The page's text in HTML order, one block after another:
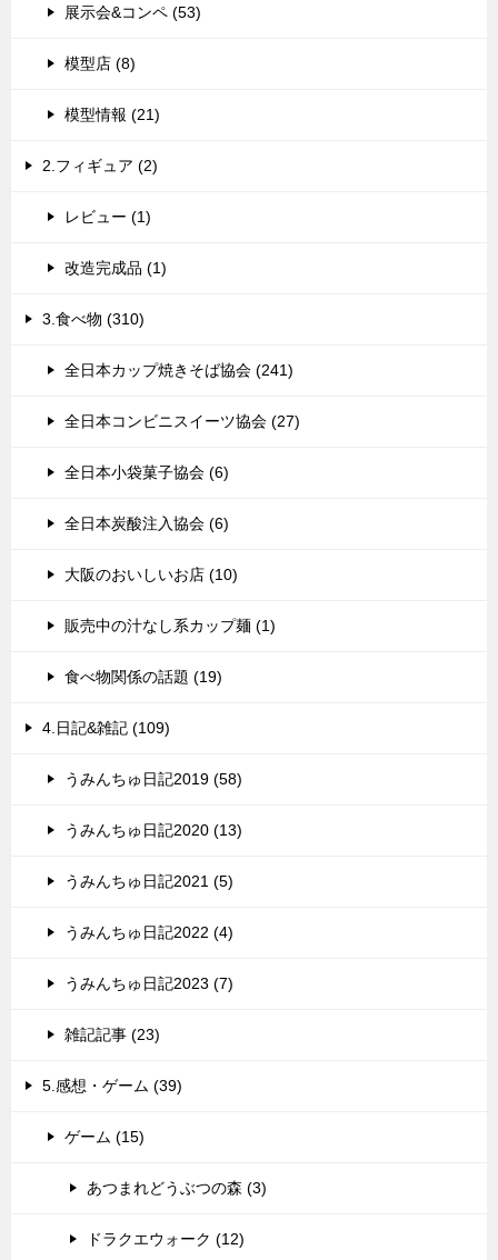
展示会&コンペ (53)
模型店 (8)
模型情報 (21)
2.フィギュア (2)
レビュー (1)
改造完成品 (1)
3.食べ物 (310)
全日本カップ焼きそば協会 (241)
全日本コンビニスイーツ協会 (27)
全日本小袋菓子協会 (6)
全日本炭酸注入協会 (6)
大阪のおいしいお店 (10)
販売中の汁なし系カップ麺 (1)
食べ物関係の話題 (19)
4.日記&雑記 (109)
うみんちゅ日記2019 (58)
うみんちゅ日記2020 (13)
うみんちゅ日記2021 (5)
うみんちゅ日記2022 (4)
うみんちゅ日記2023 (7)
雑記記事 (23)
5.感想・ゲーム (39)
ゲーム (15)
あつまれどうぶつの森 (3)
ドラクエウォーク (12)